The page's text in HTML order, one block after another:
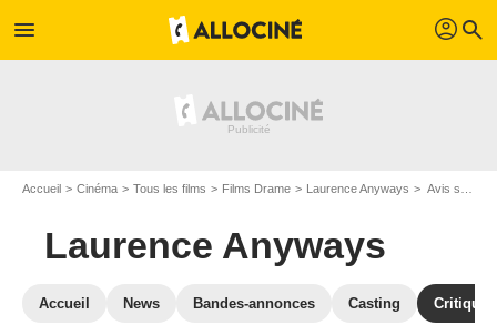
menu profil search
Accueil Cinéma Tous les films Films Drame Laurence Anyways Avis sur Laurence Anyways
Laurence Anyways
Accueil News Bandes-annonces Casting